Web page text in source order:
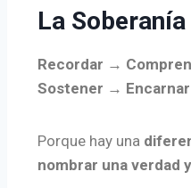
La Soberanía
Recordar →
Sostener → Encarnar
Porque hay una
nombrar una verdad